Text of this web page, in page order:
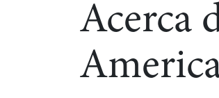
Acerca